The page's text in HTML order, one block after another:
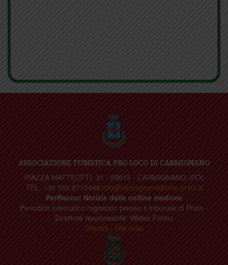
ASSOCIAZIONE TURISTICA PRO LOCO DI CARMIGNANO
PIAZZA MATTEOTTI, 31 - 59015 - CARMIGNANO (PO)
TEL. +39 055 8712468 info@carmignanodivino.prato.it
PerBacco! Notizie dalle colline medicee
Periodico telematico registrato presso il tribunale di Prato -
Direttore responsabile: Walter Fortini
Credits - Site map